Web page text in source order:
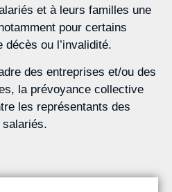
et à leurs familles une
pour certains
ou l’invalidité.
des entreprises et/ou des
la prévoyance collective
les représentants des